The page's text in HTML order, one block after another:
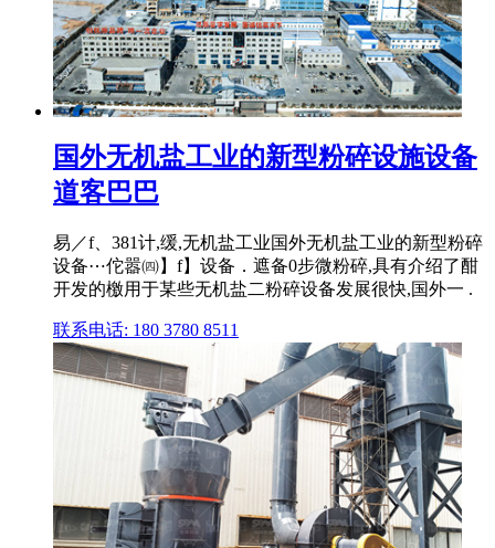
国外无机盐工业的新型粉碎设施设备
道客巴巴
易／f、381计,缓,无机盐工业国外无机盐工业的新型粉碎
设备⋯佗嚣㈣】f】设备．遮备0步微粉碎,具有介绍了酣
开发的檄用于某些无机盐二粉碎设备发展很快,国外一 .
联系电话: 180 3780 8511